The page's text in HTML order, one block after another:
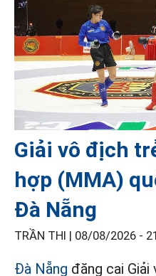
Giải vô địch
hợp (MMA)
Đà Nẵng
TRẦN THI | 08/08/2026 -
Đà Nẵng đăng cai